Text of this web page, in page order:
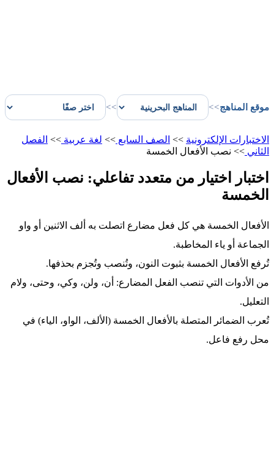
موقع المناهج>>
>>
الاختبارات الإلكترونية >> الصف السابع >> لغة عربية >> الفصل
الثاني >> نصب الأفعال الخمسة
اختبار اختيار من متعدد تفاعلي: نصب الأفعال
الخمسة
الأفعال الخمسة هي كل فعل مضارع اتصلت به ألف الاثنين أو واو
الجماعة أو ياء المخاطبة.
تُرفع الأفعال الخمسة بثبوت النون، وتُنصب وتُجزم بحذفها.
من الأدوات التي تنصب الفعل المضارع: أن، ولن، وكي، وحتى، ولام
التعليل.
تُعرب الضمائر المتصلة بالأفعال الخمسة (الألف، الواو، الياء) في
محل رفع فاعل.